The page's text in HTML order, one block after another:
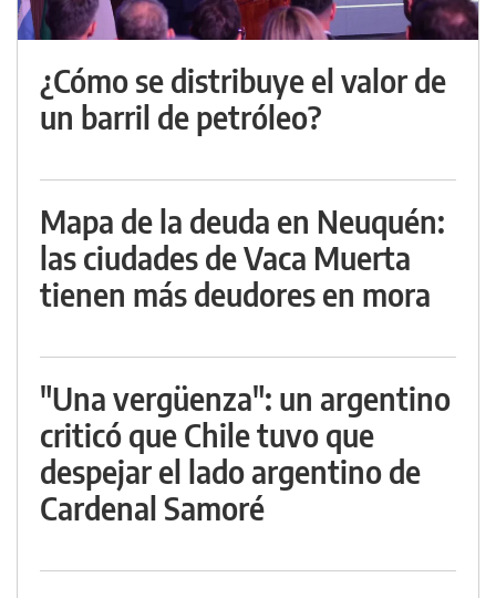
¿Cómo se distribuye el valor de
un barril de petróleo?
Mapa de la deuda en Neuquén:
las ciudades de Vaca Muerta
tienen más deudores en mora
"Una vergüenza": un argentino
criticó que Chile tuvo que
despejar el lado argentino de
Cardenal Samoré